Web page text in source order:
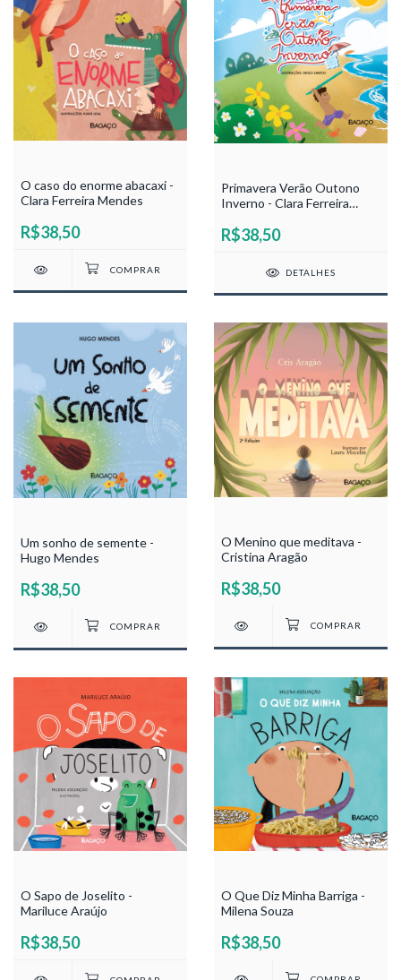
O caso do enorme abacaxi -
Clara Ferreira Mendes
R$38,50
Primavera Verão Outono
Inverno - Clara Ferreira
R$38,50
DETALHES
Um sonho de semente -
Hugo Mendes
R$38,50
O Menino que meditava -
Cristina Aragão
R$38,50
O Sapo de Joselito -
Mariluce Araújo
R$38,50
O Que Diz Minha Barriga -
Milena Souza
R$38,50